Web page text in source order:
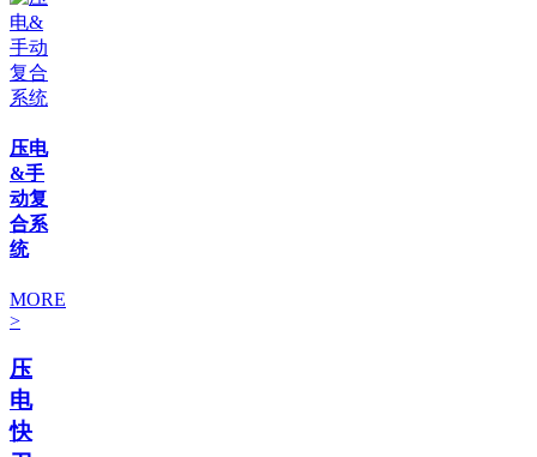
压电
&手
动复
合系
统
MORE
>
压
电
快